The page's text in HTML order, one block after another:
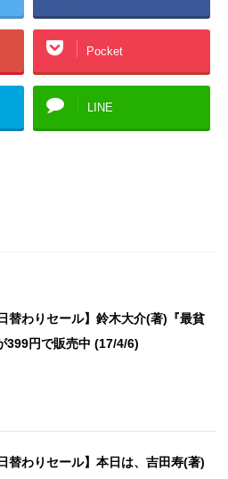
Pocket
LINE
替わりセール】鈴木大介(著)『最貧
399円で販売中 (17/4/6)
替わりセール】本日は、吉田寿(著)